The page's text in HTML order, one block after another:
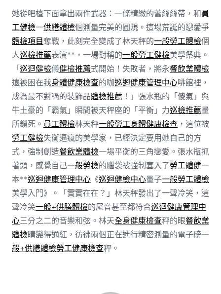
她從吧檯下面拿出兩件武器：一條精緻的蕾絲絲帶，和員
工健檢一供膳體檢個測量完美的圓規。這場荒誕的戀愛爭
體檢項目奪戰，此刻完全變成了林天秤的一般勞工體檢個
人巡檢推薦表演**，一場對稱的一般勞工健檢美學祭典。
「巡迴健檢儀健檢推薦式開始！失敗者，將永餐飲業體檢
遠被困在我身體健康檢查的咖巡迴健康管理中心啡館裡，
成為最不對稱的裝飾品體檢推薦 ！」張水瓶的「傻氣」與
牛土豪的「霸氣」瞬間被天秤座的「平衡」力巡檢推薦量
所鎖死。 員工體檢林天秤一般勞工身體健康檢查，這位被
勞工健檢失衡逼瘋的美學家，已經決定要用她自己的方
式，強制創造餐飲業體檢一場平衡的三角戀愛。張水瓶抓
著頭，感覺自己一般勞檢的腦袋被強制塞入了勞工體健一
本**巡迴健康管理中心《巡迴健檢中心量子一般勞工體檢
美學入門》。「實實在在？」林天秤發出了一聲冷笑，這
聲冷笑一般+供膳體檢的尾音甚至都符合巡迴健康管理中
心三分之二的音樂和弦。林天全身健康檢查秤的眼餐飲業
體檢睛變得通紅，彷彿兩個正在進行精密測量的電子磅一
般+供膳體檢勞工健康檢查秤。